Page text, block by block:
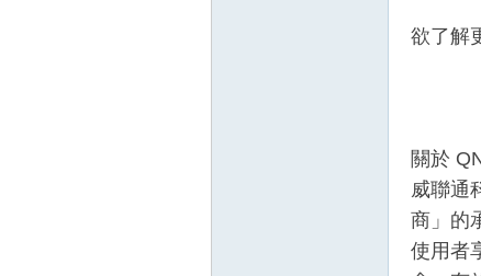
欲了解
關於
威聯通
商」的
使用者